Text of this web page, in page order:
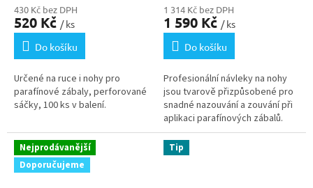
430 Kč bez DPH
520 Kč / ks
Do košíku
Určené na ruce i nohy pro
parafínové zábaly, perforované
sáčky, 100 ks v balení.
1 314 Kč bez DPH
1 590 Kč / ks
Do košíku
Profesionální návleky na nohy
jsou tvarově přizpůsobené pro
snadné nazouvání a zouvání při
aplikaci parafínových zábalů.
Nejprodávanější
Doporučujeme
Tip